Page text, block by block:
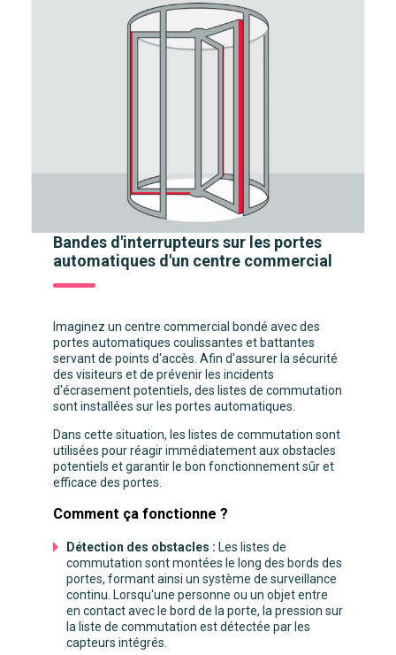
Bandes d'interrupteurs sur les portes
automatiques d'un centre commercial
Imaginez un centre commercial bondé avec des
portes automatiques coulissantes et battantes
servant de points d'accès. Afin d'assurer la sécurité
des visiteurs et de prévenir les incidents
d'écrasement potentiels, des listes de commutation
sont installées sur les portes automatiques.
Dans cette situation, les listes de commutation sont
utilisées pour réagir immédiatement aux obstacles
potentiels et garantir le bon fonctionnement sûr et
efficace des portes.
Comment ça fonctionne ?
Détection des obstacles : Les listes de
commutation sont montées le long des bords des
portes, formant ainsi un système de surveillance
continu. Lorsqu'une personne ou un objet entre
en contact avec le bord de la porte, la pression sur
la liste de commutation est détectée par les
capteurs intégrés.